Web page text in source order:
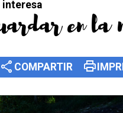
interesa
en la
share COMPARTIR print